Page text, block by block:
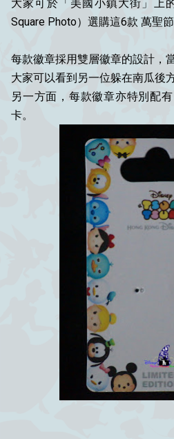
大家可於「美國小鎮大街」上
Square Photo）選購這6款 萬聖
每款徽章採用雙層徽章的設計，
大家可以看到另一位躲在南瓜後
另一方面，每款徽章亦特別配
卡。